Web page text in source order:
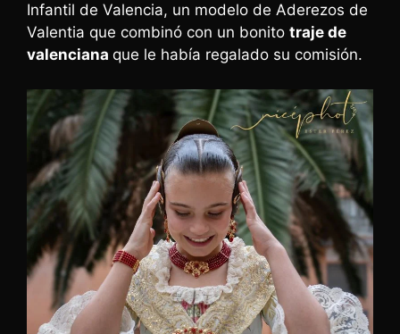
Infantil de Valencia, un modelo de Aderezos de
Valentia que combinó con un bonito traje de
valenciana que le había regalado su comisión.